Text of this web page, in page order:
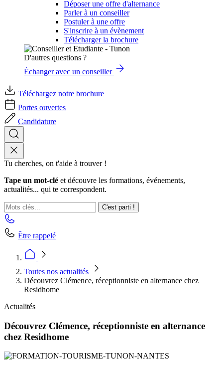
Déposer une offre d'alternance
Parler à un conseiller
Postuler à une offre
S'inscrire à un évènement
Télécharger la brochure
D'autres questions ?
Échanger avec un conseiller
Téléchargez notre brochure
Portes ouvertes
Candidature
Tu cherches, on t'aide à trouver !
Tape un mot-clé et découvre les formations, événements,
actualités... qui te correspondent.
C'est parti !
Être rappelé
Toutes nos actualités
Découvrez Clémence, réceptionniste en alternance chez
Residhome
Actualités
Découvrez Clémence, réceptionniste en alternance
chez Residhome